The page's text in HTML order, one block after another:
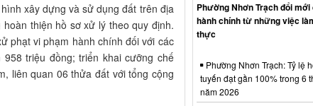
xây dựng và sử dụng đất trên địa
thiện hồ sơ xử lý theo quy định.
phạt vi phạm hành chính đối với các
triệu đồng; triển khai cưỡng chế
liên quan 06 thửa đất với tổng cộng
Phường Nhơn Trạch đổi
hành chính từ những việc
thực
Phường Nhơn Trạch: Tỷ lệ
tuyến đạt gần 100% trong 6
năm 2026